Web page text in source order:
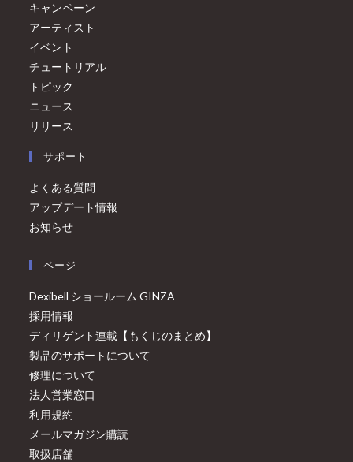
キャンペーン
アーティスト
イベント
チュートリアル
トピック
ニュース
リリース
サポート
よくある質問
アップデート情報
お知らせ
ページ
Dexibell ショールーム GINZA
採用情報
ディリゲント連載【もくじのまとめ】
製品のサポートについて
修理について
法人営業窓口
利用規約
メールマガジン購読
取扱店舗